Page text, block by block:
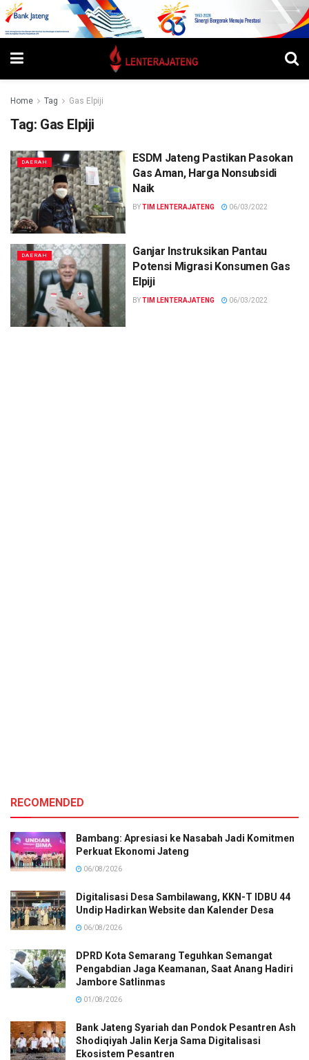
Home Tag Gas Elpiji
Tag: Gas Elpiji
DAERAH
ESDM Jateng Pastikan Pasokan
Gas Aman, Harga Nonsubsidi
Naik
BYTIM LENTERAJATENG 06/03/2022
DAERAH
Ganjar Instruksikan Pantau
Potensi Migrasi Konsumen Gas
Elpiji
BYTIM LENTERAJATENG 06/03/2022
RECOMENDED
Bambang: Apresiasi ke Nasabah Jadi Komitmen
Perkuat Ekonomi Jateng
06/08/2026
Digitalisasi Desa Sambilawang, KKN-T IDBU 44
Undip Hadirkan Website dan Kalender Desa
06/08/2026
DPRD Kota Semarang Teguhkan Semangat
Pengabdian Jaga Keamanan, Saat Anang Hadiri
Jambore Satlinmas
01/08/2026
Bank Jateng Syariah dan Pondok Pesantren Ash
Shodiqiyah Jalin Kerja Sama Digitalisasi
Ekosistem Pesantren